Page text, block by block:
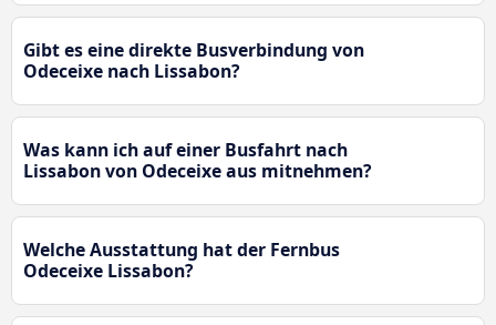
Gibt es eine direkte Busverbindung von
Odeceixe nach Lissabon?
Was kann ich auf einer Busfahrt nach
Lissabon von Odeceixe aus mitnehmen?
Welche Ausstattung hat der Fernbus
Odeceixe Lissabon?